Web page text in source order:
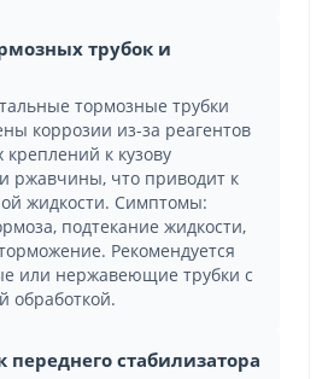
трубок и
тормозные трубки
коррозии из-за реагентов
креплений к кузову
ржавчины, что приводит к
жидкости. Симптомы:
подтекание жидкости,
Рекомендуется
или нержавеющие трубки с
обработкой.
переднего стабилизатора